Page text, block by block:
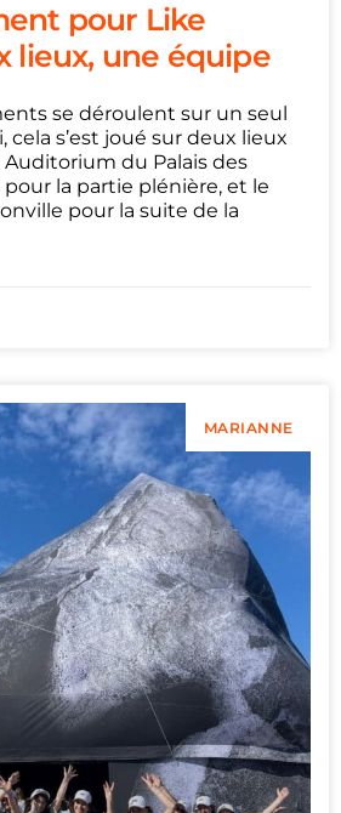
pour Like
lieux, une équipe
se déroulent sur un seul
s’est joué sur deux lieux
Auditorium du Palais des
pour la partie plénière, et le
pour la suite de la
MARIANNE